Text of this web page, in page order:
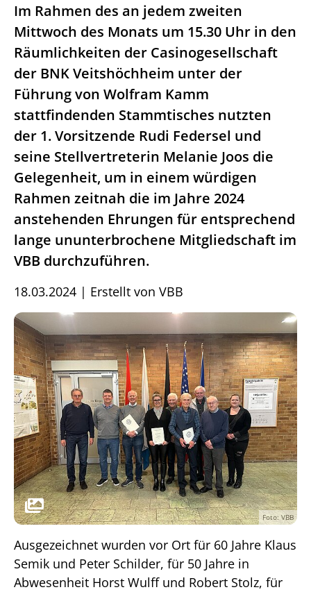
Im Rahmen des an jedem zweiten
Mittwoch des Monats um 15.30 Uhr in den
Räumlichkeiten der Casinogesellschaft
der BNK Veitshöchheim unter der
Führung von Wolfram Kamm
stattfindenden Stammtisches nutzten
der 1. Vorsitzende Rudi Federsel und
seine Stellvertreterin Melanie Joos die
Gelegenheit, um in einem würdigen
Rahmen zeitnah die im Jahre 2024
anstehenden Ehrungen für entsprechend
lange ununterbrochene Mitgliedschaft im
VBB durchzuführen.
18.03.2024 | Erstellt von VBB
Foto: VBB
Ausgezeichnet wurden vor Ort für 60 Jahre Klaus
Semik und Peter Schilder, für 50 Jahre in
Abwesenheit Horst Wulff und Robert Stolz, für